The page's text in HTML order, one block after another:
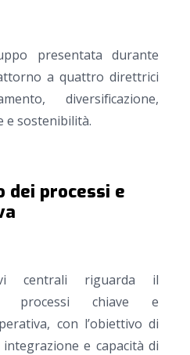
presentata durante
a quattro direttrici
diversificazione,
e sostenibilità.
dei processi e
centrali riguarda il
processi chiave e
con l’obiettivo di
e capacità di